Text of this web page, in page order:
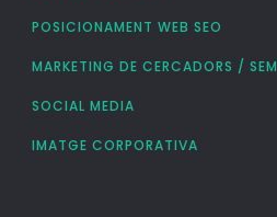
POSICIONAMENT WEB SEO
MARKETING DE CERCADORS / SEM
SOCIAL MEDIA
IMATGE CORPORATIVA